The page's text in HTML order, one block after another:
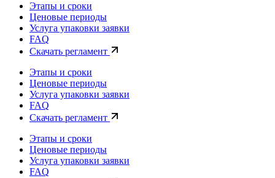
Этапы и сроки
Ценовые периоды
Услуга упаковки заявки
FAQ
Скачать регламент
Этапы и сроки
Ценовые периоды
Услуга упаковки заявки
FAQ
Скачать регламент
Этапы и сроки
Ценовые периоды
Услуга упаковки заявки
FAQ